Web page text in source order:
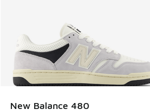
New Balance 480